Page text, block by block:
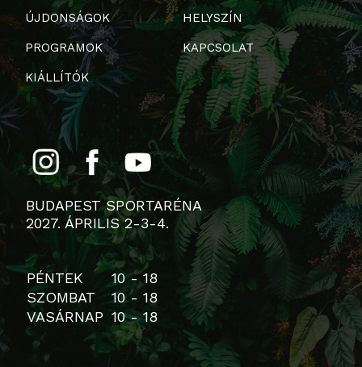
ÚJDONSÁGOK
PROGRAMOK
KIÁLLÍTÓK
HELYSZÍN
KAPCSOLAT
BUDAPEST SPORTARÉNA
2027. ÁPRILIS 2-3-4.
PÉNTEK
10 - 18
SZOMBAT
10 - 18
VASÁRNAP 10 - 18